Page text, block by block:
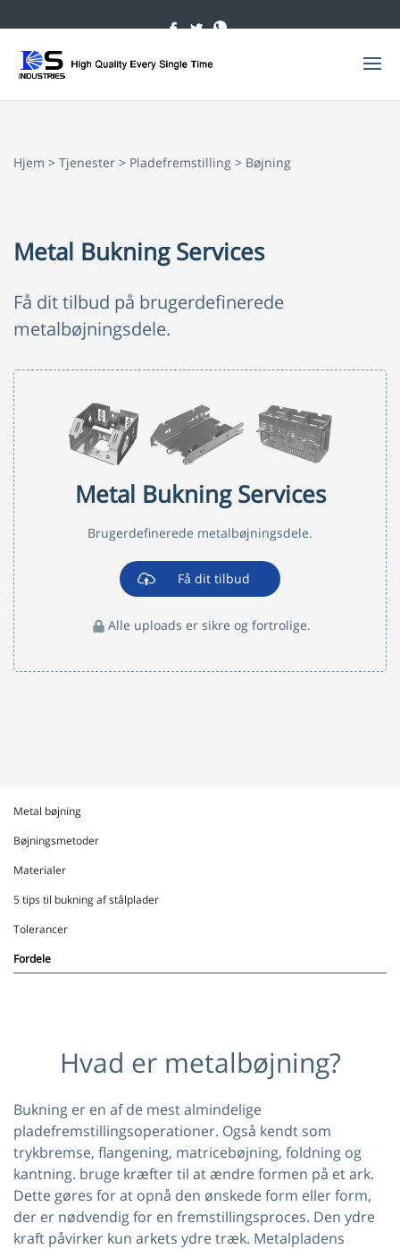
Hjem > Tjenester > Pladefremstilling > Bøjning
Metal Bukning Services
Få dit tilbud på brugerdefinerede
metalbøjningsdele.
Metal Bukning Services
Brugerdefinerede metalbøjningsdele.
Få dit tilbud
Alle uploads er sikre og fortrolige.
Metal bøjning
Bøjningsmetoder
Materialer
5 tips til bukning af stålplader
Tolerancer
Fordele
Hvad er metalbøjning?
Bukning er en af ​​de mest almindelige
pladefremstillingsoperationer. Også kendt som
trykbremse, flangening, matricebøjning, foldning og
kantning. bruge kræfter til at ændre formen på et ark.
Dette gøres for at opnå den ønskede form eller form,
der er nødvendig for en fremstillingsproces. Den ydre
kraft påvirker kun arkets ydre træk. Metalpladens